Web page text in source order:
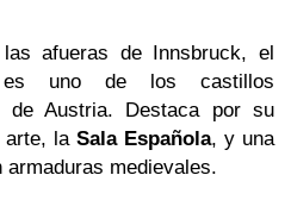
afueras de Innsbruck, el
uno de los castillos
de Austria. Destaca por su
arte, la Sala Española, y una
medievales.